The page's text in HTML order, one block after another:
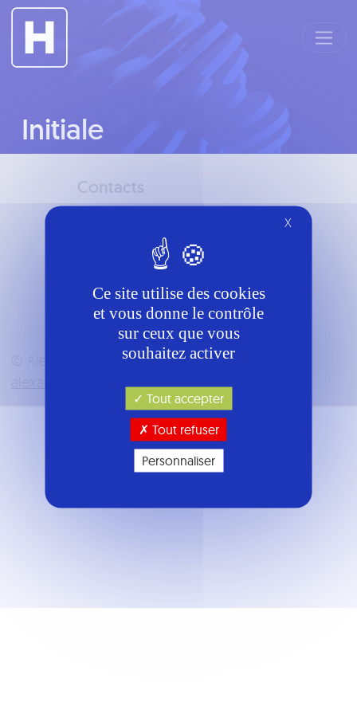
Initiale
Contacts
rf.duangreverdnaxela@tcatnoc
© Alexandre Vergnaud |Designed with
Panneau de gestion des cookies
X
Ce site utilise des cookies
et vous donne le contrôle
sur ceux que vous
souhaitez activer
Tout accepter
Tout refuser
Personnaliser